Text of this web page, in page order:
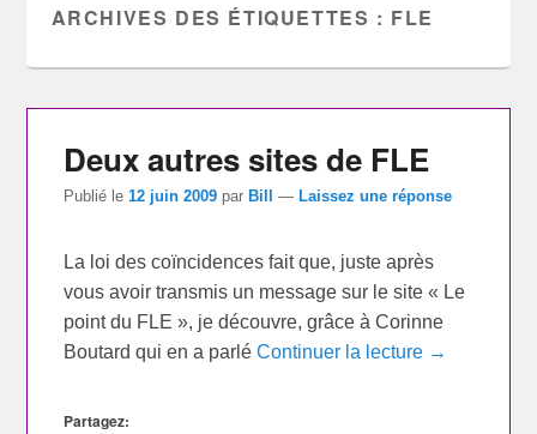
ARCHIVES DES ÉTIQUETTES : FLE
Deux autres sites de FLE
Publié le12 juin 2009 par Bill — Laissez une réponse
La loi des coïncidences fait que, juste après
vous avoir transmis un message sur le site « Le
point du FLE », je découvre, grâce à Corinne
Boutard qui en a parléContinuer la lecture →
Partagez: